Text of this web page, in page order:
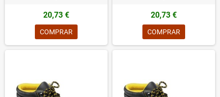
20,73 €
COMPRAR
20,73 €
COMPRAR